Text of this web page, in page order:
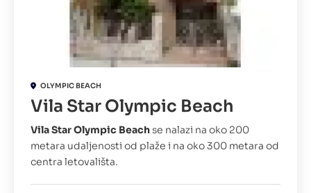
OLYMPIC BEACH
Vila Star Olympic Beach
Vila Star Olympic Beachse nalazi na oko 200
metara udaljenosti od plaže i na oko 300 metara od
centra letovališta.